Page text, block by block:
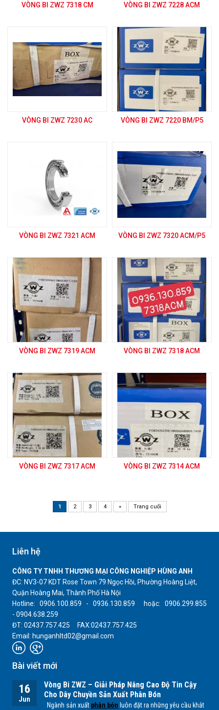
VÒNG BI ZWZ 7318 CM VÒNG BI ZWZ 7228 ACM
VÒNG BI ZWZ 7230 AC VÒNG BI ZWZ 7220 BM/P5
VÒNG BI ZWZ 7321 ACM VÒNG BI ZWZ 7320 ACM/P5
VÒNG BI ZWZ 7319 ACM VÒNG BI ZWZ 7318 ACM
VÒNG BI ZWZ 7317 ACM VÒNG BI ZWZ 7314 ACM
1 2 3 4 » Trang cuối
Liên hệ
CÔNG TY TNHH THƯƠNG MẠI CÔNG NGHIỆP HÙNG ANH
ĐC: NV3-07 KDT Rose Town 79 Ngọc Hồi, Phường Hoàng Liệt,
Quận Hoàng Mai, Thành Phố Hà Nội
Hotline: 0906.100.859 - 0936.130.859 hoặc: 0906.299.855
- 0904.638.259
ĐT: 02437.757.425 FAX:02437.757.425
Email: hunganhltd02@gmail.com
Bài viết mới
16
Jun
Vòng Bi ZWZ – Giải Pháp Nâng Cao Độ Tin Cậy
Cho Dây Chuyền Sản Xuất Phân Bón
Ngành sản xuất phân bón luôn đặt ra những yêu cầu khắt